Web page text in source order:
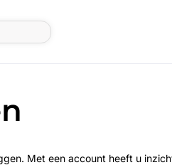
Met een account heeft u